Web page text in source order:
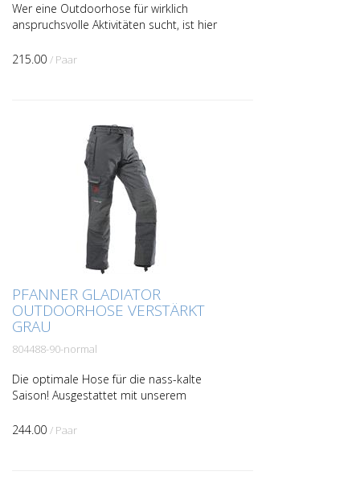
Wer eine Outdoorhose für wirklich
anspruchsvolle Aktivitäten sucht, ist hier
Bewegungsfreiheit und sehr geringes
215.00 / Paar
PFANNER GLADIATOR
OUTDOORHOSE VERSTÄRKT
GRAU
804488-90-normal
Die optimale Hose für die nass-kalte
Saison! Ausgestattet mit unserem
Gladiator Stoff, bietet diese Outdoorhose
244.00 / Paar